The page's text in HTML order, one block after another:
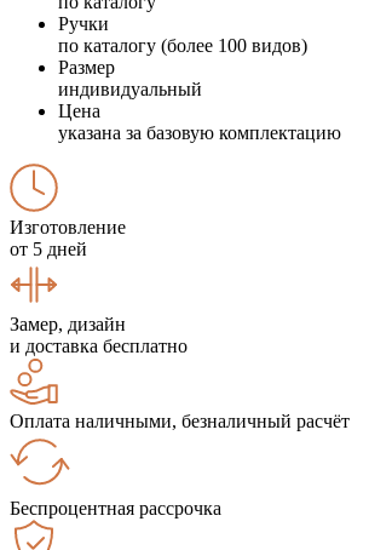
Ручки
по каталогу (более 100 видов)
Размер
индивидуальный
Цена
указана за базовую комплектацию
Изготовление
от 5 дней
Замер, дизайн
и доставка бесплатно
Оплата наличными, безналичный расчёт
Беспроцентная рассрочка